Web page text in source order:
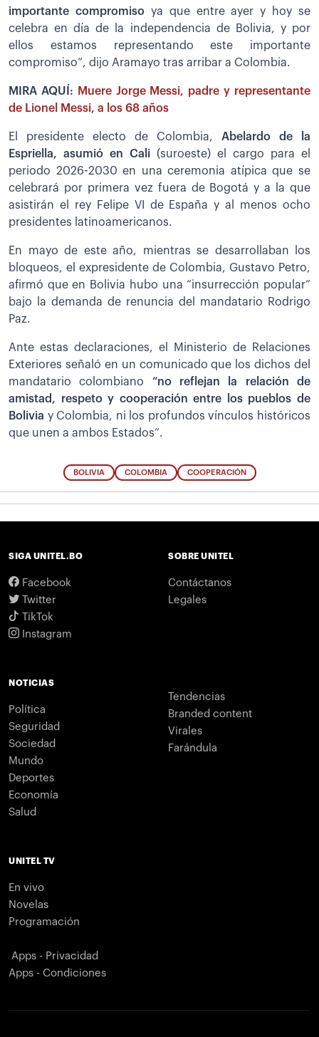
importante compromisoya que entre ayer y hoy se
celebra en día de la independencia de Bolivia, y por
ellos estamos representando este importante
compromiso”, dijo Aramayo tras arribar a Colombia.
MIRA AQUÍ:
Muere Jorge Messi, padre y representante
de Lionel Messi, a los 68 años
El presidente electo de Colombia, Abelardo de la
Espriella, asumió en Cali (suroeste) el cargo para el
periodo 2026-2030 en una ceremonia atípica que se
celebrará por primera vez fuera de Bogotá y a la que
asistirán el rey Felipe VI de España y al menos ocho
presidentes latinoamericanos.
En mayo de este año, mientras se desarrollaban los
bloqueos, el expresidente de Colombia, Gustavo Petro,
afirmó que en Bolivia hubo una “insurrección popular”
bajo la demanda de renuncia del mandatario Rodrigo
Paz.
Ante estas declaraciones, el Ministerio de Relaciones
Exteriores señaló en un comunicado que los dichos del
mandatario colombiano “no reflejan la relación de
amistad, respeto y cooperación entre los pueblos de
Bolivia y Colombia, ni los profundos vínculos históricos
que unen a ambos Estados”.
BOLIVIA COLOMBIA COOPERACIÓN
SIGA UNITEL.BO
Facebook
Twitter
TikTok
Instagram
SOBRE UNITEL
Contáctanos
Legales
NOTICIAS
Política
Seguridad
Sociedad
Mundo
Deportes
Economía
Salud
Tendencias
Branded content
Virales
Farándula
UNITEL TV
En vivo
Novelas
Programación
Apps - Privacidad
Apps - Condiciones